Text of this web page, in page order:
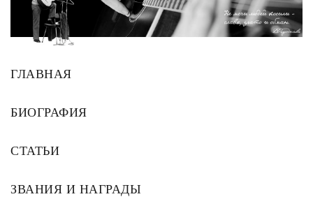
ГЛАВНАЯ
БИОГРАФИЯ
СТАТЬИ
ЗВАНИЯ И НАГРАДЫ